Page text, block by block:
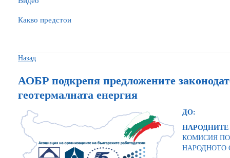
Какво предстои
Назад
АОБР подкрепя предложените
геотермалната енергия
ДО:
НАРОДНИТЕ
КОМИСИЯ ПО
НАРОДНОТО